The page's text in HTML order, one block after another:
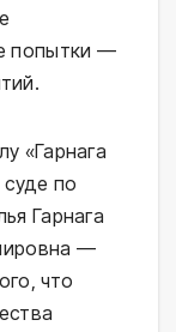
попытки —
«Гарнага
по
Гарнага
—
что